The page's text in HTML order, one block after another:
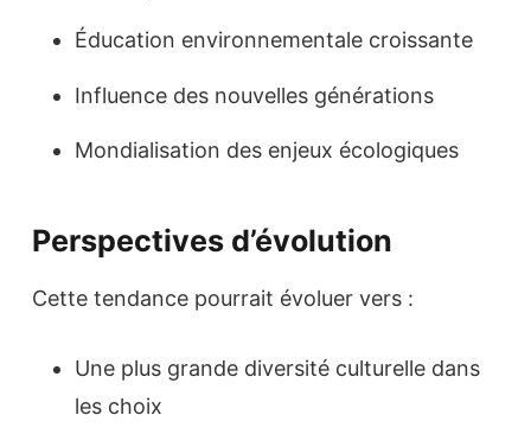
Éducation environnementale croissante
Influence des nouvelles générations
Mondialisation des enjeux écologiques
Perspectives d’évolution
Cette tendance pourrait évoluer vers :
Une plus grande diversité culturelle dans
les choix